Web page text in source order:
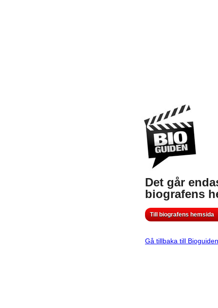
Det går
biografens
Till biografens hemsida
Gå tillbaka till Bioguiden